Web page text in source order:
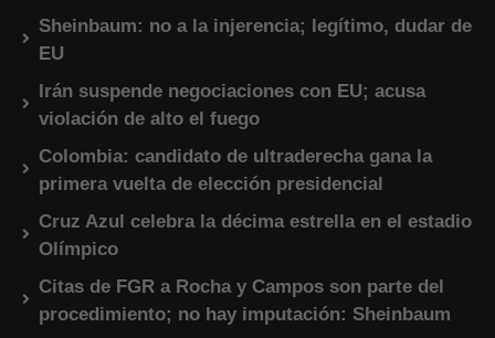
Sheinbaum: no a la injerencia; legítimo, dudar de
EU
Irán suspende negociaciones con EU; acusa
violación de alto el fuego
Colombia: candidato de ultraderecha gana la
primera vuelta de elección presidencial
Cruz Azul celebra la décima estrella en el estadio
Olímpico
Citas de FGR a Rocha y Campos son parte del
procedimiento; no hay imputación: Sheinbaum